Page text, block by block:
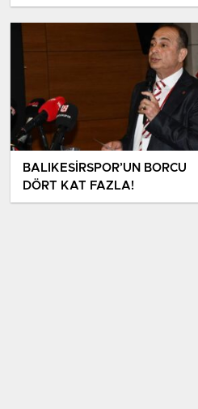
Off Hattına Tutundu!
BALIKESİRSPOR’UN BORCU
DÖRT KAT FAZLA!